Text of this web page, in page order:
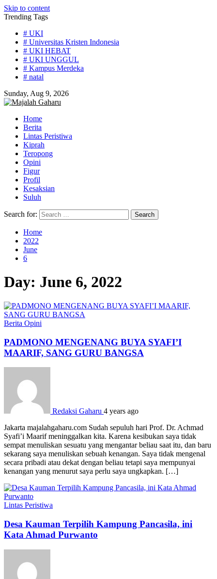
Skip to content
Trending Tags
# UKI
# Universitas Kristen Indonesia
# UKI HEBAT
# UKI UNGGUL
# Kampus Merdeka
# natal
Sunday, Aug 9, 2026
Home
Berita
Lintas Peristiwa
Kiprah
Teropong
Opini
Figur
Profil
Kesaksian
Suluh
Search for:
Home
2022
June
6
Day: June 6, 2022
Berita Opini
PADMONO MENGENANG BUYA SYAFI’I
MAARIF, SANG GURU BANGSA
Redaksi Gaharu 4 years ago
Jakarta majalahgaharu.com Sudah sepuluh hari Prof. Dr. Achmad
Syafi’i Maarif meninggalkan kita. Karena kesibukan saya tidak
sempat menuliskan sesuatu yang mengantar beliau saat itu, dan baru
sekarang saya menuliskan sebuah kenangan. Saya tidak mengenal
secara pribadi atau dekat dengan beliau tetapi saya mempunyai
kenangan yang menurut saya perlu saya ungkapkan. […]
Lintas Peristiwa
Desa Kauman Terpilih Kampung Pancasila, ini
Kata Ahmad Purwanto